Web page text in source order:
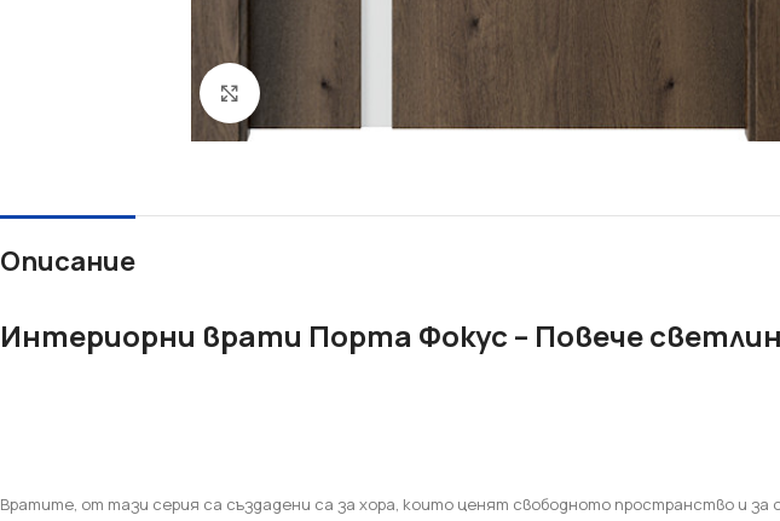
EPS - Стиропор
топлоизолация
Мазилки
Машинни мазилки
Шпакловки - смеси
Увеличи
Описание
Интериорни врати Порта Фокус – Повече
Вратите, от тази серия са създадени са за хора, които ценят свободното пространство и